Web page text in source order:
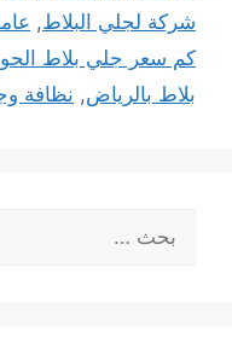
شركة لجلي البلاط,
كم سعر جلي بلاط
بلاط بالرياض, نظافة
عن: